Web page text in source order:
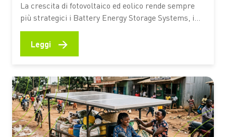
La crescita di fotovoltaico ed eolico rende sempre
più strategici i Battery Energy Storage Systems, i
grandi sistemi di accumulo a batteria chiamati a
bilanciare produzione e consumi e a garantire
maggiore flessibilità alla rete. Ecco perché l’Italia
Nelle ore centrali di…
Leggi →